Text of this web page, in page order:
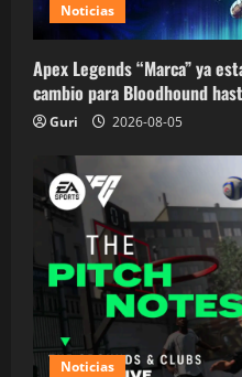
Noticias
Apex Legends “Marca” ya
cambio para Bloodhound
Guri 2026-08-05
Noticias